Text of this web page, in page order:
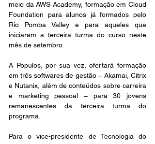
meio da AWS Academy, formação em Cloud
Foundation para alunos já formados pelo
Rio Pomba Valley e para aqueles que
iniciaram a terceira turma do curso neste
mês de setembro.
A Populos, por sua vez, ofertará formação
em três softwares de gestão – Akamai, Citrix
e Nutanix, além de conteúdos sobre carreira
e marketing pessoal – para 30 jovens
remanescentes da terceira turma do
programa.
Para o vice-presidente de Tecnologia do